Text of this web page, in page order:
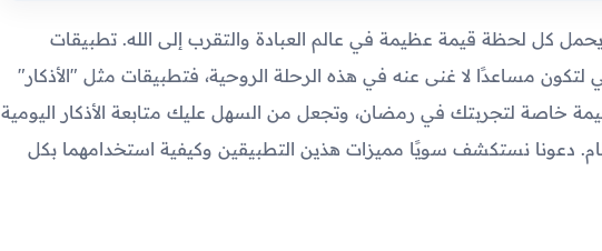
كل لحظة قيمة عظيمة في عالم العبادة والتقرب إلى الله. تطبيقات
لتكون مساعدًا لا غنى عنه في هذه الرحلة الروحية، فتطبيقات مثل "الأذكار"
خاصة لتجربتك في رمضان، وتجعل من السهل عليك متابعة الأذكار اليومية
دعونا نستكشف سويًا مميزات هذين التطبيقين وكيفية استخدامهما بكل